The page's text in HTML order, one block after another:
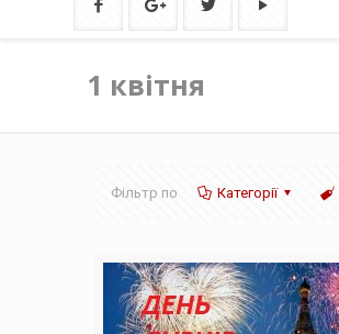
1 квітня
Фільтр по Категорії